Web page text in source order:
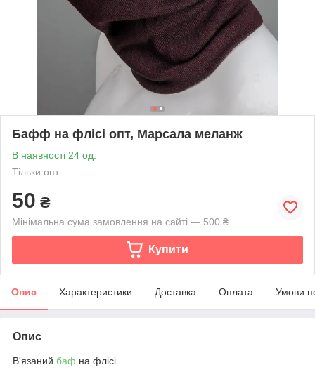
Бафф на флісі опт, Марсала меланж
В наявності 24 од.
Тільки опт
50 ₴
Мінімальна сума замовлення на сайті — 500 ₴
Купити
Опис Характеристики Доставка Оплата Умови
Опис
В'язаний баф на флісі.